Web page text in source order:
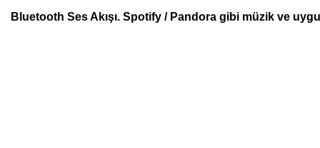
Bluetooth Ses Akışı. Spotify / Pandora gibi müzik ve
Bu ürünün fiyat bilgisi, resim, ürün açıklamalarında ve diğer